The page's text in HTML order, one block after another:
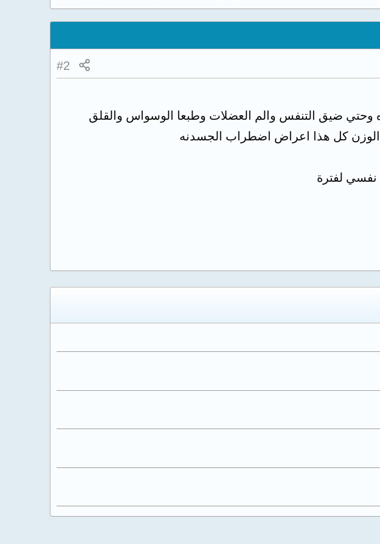
#2
وحتي ضيق التنفس والم العضلات وطبعا الوسواس والقلق
الوزن كل هذا اعراض اضطراب الجسدنه
نفسي لفترة